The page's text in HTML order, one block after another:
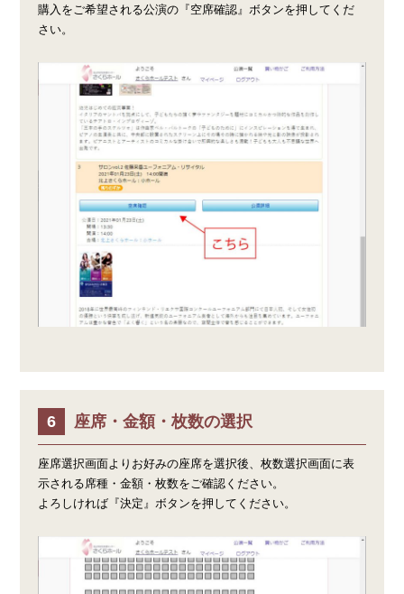
購入をご希望される公演の『空席確認』ボタンを押してくだ
さい。
座席・金額・枚数の選択
座席選択画面よりお好みの座席を選択後、枚数選択画面に表
示される席種・金額・枚数をご確認ください。
よろしければ『決定』ボタンを押してください。